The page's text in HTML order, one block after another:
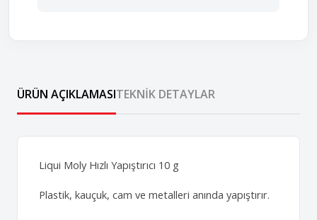
ÜRÜN AÇIKLAMASITEKNIK DETAYLAR
Liqui Moly Hızlı Yapıştırıcı 10 g
Plastik, kauçuk, cam ve metalleri anında yapıştırır.